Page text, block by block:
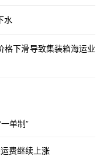
水
格下滑导致集装箱海运业
单制”
费继续上涨